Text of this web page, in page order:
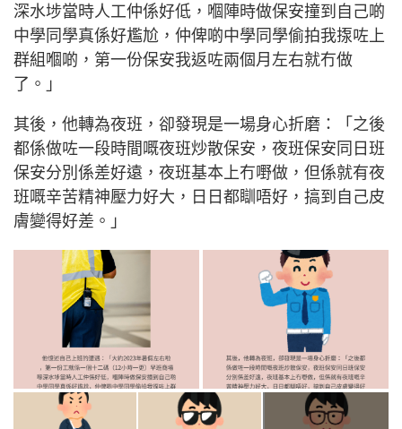
深水埗當時人工仲係好低，嗰陣時做保安撞到自己啲
中學同學真係好尷尬，仲俾啲中學同學偷拍我揼咗上
群組嗰啲，第一份保安我返咗兩個月左右就冇做
了。」
其後，他轉為夜班，卻發現是一場身心折磨：「之後
都係做咗一段時間嘅夜班炒散保安，夜班保安同日班
保安分別係差好遠，夜班基本上冇嘢做，但係就有夜
班嘅辛苦精神壓力好大，日日都瞓唔好，搞到自己皮
膚變得好差。」